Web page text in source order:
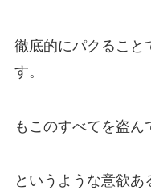
徹底的にパクること
す。
もこのすべてを盗ん
というような意欲